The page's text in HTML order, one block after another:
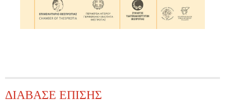
ΔΙΑΒΑΣΕ ΕΠΙΣΗΣ